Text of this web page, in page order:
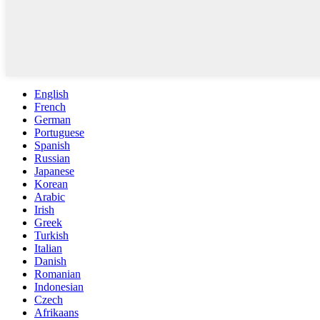
English
French
German
Portuguese
Spanish
Russian
Japanese
Korean
Arabic
Irish
Greek
Turkish
Italian
Danish
Romanian
Indonesian
Czech
Afrikaans